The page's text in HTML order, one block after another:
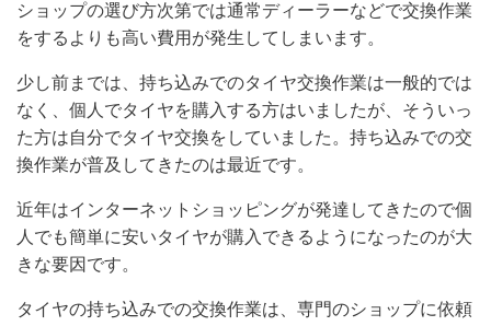
ショップの選び方次第では通常ディーラーなどで交換作業
をするよりも高い費用が発生してしまいます。
少し前までは、持ち込みでのタイヤ交換作業は一般的では
なく、個人でタイヤを購入する方はいましたが、そういっ
た方は自分でタイヤ交換をしていました。持ち込みでの交
換作業が普及してきたのは最近です。
近年はインターネットショッピングが発達してきたので個
人でも簡単に安いタイヤが購入できるようになったのが大
きな要因です。
タイヤの持ち込みでの交換作業は、専門のショップに依頼